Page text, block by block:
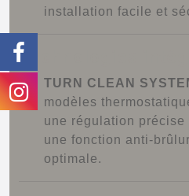
installation facile et
Technologies
TURN CLEAN
modèles
une régulation
une fonction anti-
optimale.